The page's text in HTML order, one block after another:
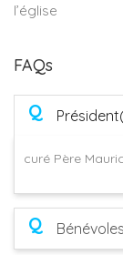
l’église
FAQs
Q
curé Père
Q